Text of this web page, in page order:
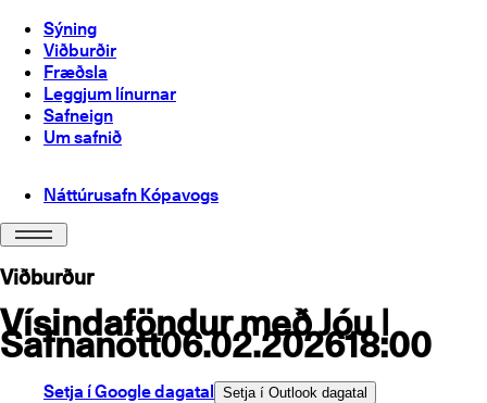
Sýning
Viðburðir
Fræðsla
Leggjum línurnar
Safneign
Um safnið
Náttúrusafn Kópavogs
Viðburður
Vísindaföndur með Jóu |
Safnanótt06.02.202618:00
Setja í Google dagatal Setja í Outlook dagatal